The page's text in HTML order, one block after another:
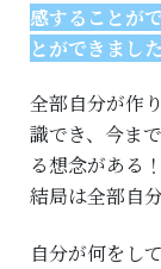
感することがで
とができました
全部自分が作
識でき、今ま
る想念がある
結局は全部自
自分が何をし